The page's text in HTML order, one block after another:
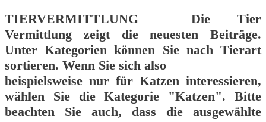
TIERVERMITTLUNGDie Tier
Vermittlung zeigt die neuesten Beiträge.
Unter Kategorien können Sie nach Tierart
sortieren. Wenn Sie sich also
beispielsweise nur für Katzen interessieren,
wählen Sie die Kategorie "Katzen". Bitte
beachten Sie auch, dass die ausgewählte